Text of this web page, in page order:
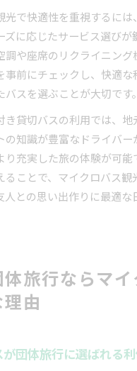
光で快適性を重視するには
ズに応じたサービス選びが
調や座席のリクライニング
事前にチェックし、快適
スを選ぶことが大切です。
き貸切バスの利用では、
の知識が豊富なドライバー
り充実した旅の体験が可能
ることで、マイクロバス観
人との思い出作りに最適な
旅行ならマイ
由
団体旅行に選ばれる